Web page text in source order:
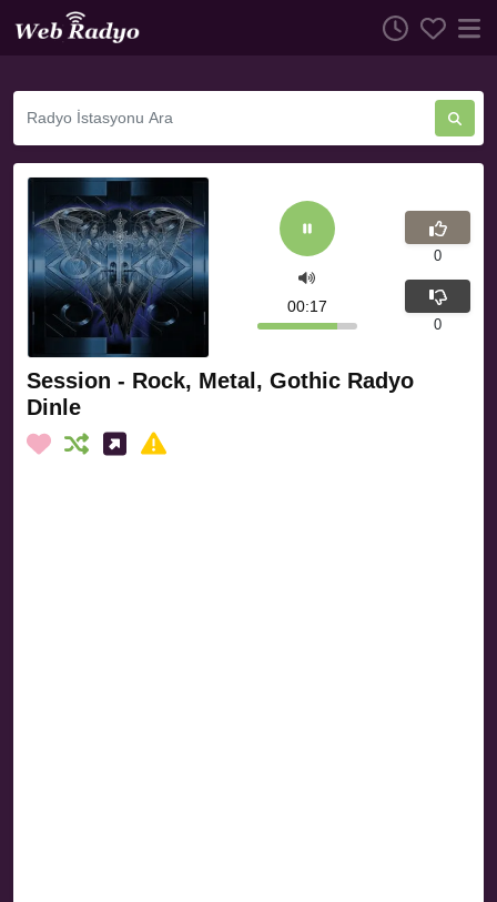
Session - Rock, Metal, Gothic Radyo
Dinle
00:17
0
0